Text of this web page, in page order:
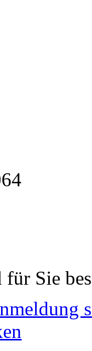
für Sie